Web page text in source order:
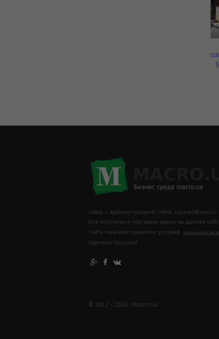
Связь с администрацией сайта:
Все логотипы и торговые марки на данном
сайта означает принятие условий
Удачных покупок!
© 2012 - 2026 - Macro.ua